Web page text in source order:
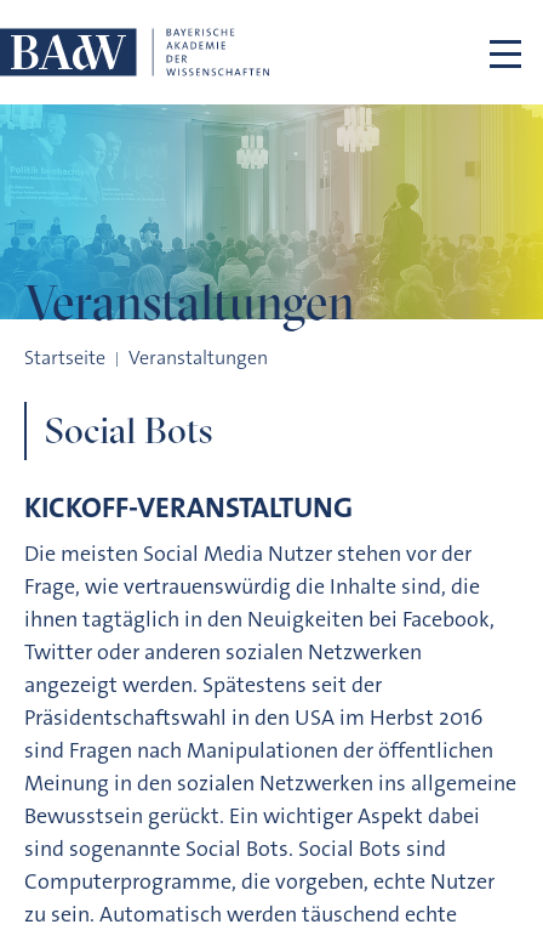
Veranstaltungen
Startseite Veranstaltungen
Social Bots
KICKOFF-VERANSTALTUNG
Die meisten Social Media Nutzer stehen vor der
Frage, wie vertrauenswürdig die Inhalte sind, die
ihnen tagtäglich in den Neuigkeiten bei Facebook,
Twitter oder anderen sozialen Netzwerken
angezeigt werden. Spätestens seit der
Präsidentschaftswahl in den USA im Herbst 2016
sind Fragen nach Manipulationen der öffentlichen
Meinung in den sozialen Netzwerken ins allgemeine
Bewusstsein gerückt. Ein wichtiger Aspekt dabei
sind sogenannte Social Bots. Social Bots sind
Computerprogramme, die vorgeben, echte Nutzer
zu sein. Automatisch werden täuschend echte